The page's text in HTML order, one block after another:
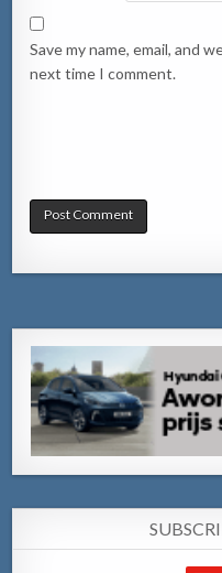
Save my name, email, and
next time I comment.